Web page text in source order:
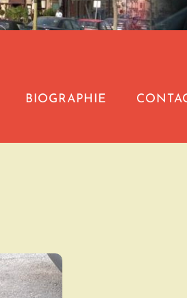
BIOGRAPHIE